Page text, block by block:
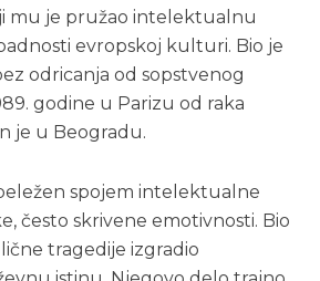
mu je pružao intelektualnu
evropskoj kulturi. Bio je
odricanja od sopstvenog
godine u Parizu od raka
je u Beogradu.
spojem intelektualne
često skrivene emotivnosti. Bio
tragedije izgradio